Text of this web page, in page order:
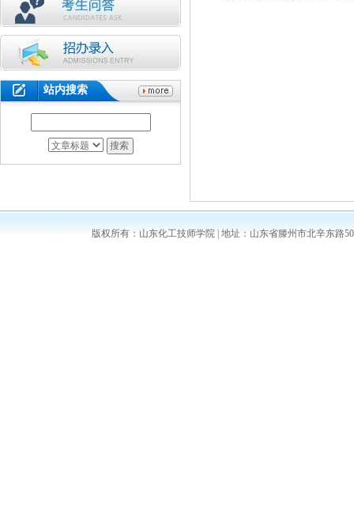
站内搜索
版权所有：山东化工技师学院 | 地址：山东省滕州市北辛东路